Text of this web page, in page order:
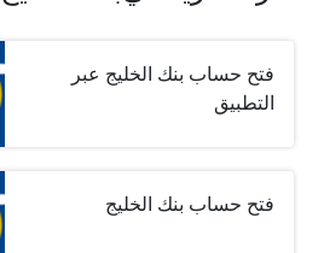
فتح حساب بنك الخليج عبر
التطبيق
فتح حساب بنك الخليج